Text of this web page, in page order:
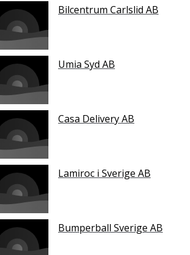
Bilcentrum Carlslid AB
Umia Syd AB
Casa Delivery AB
Lamiroc i Sverige AB
Bumperball Sverige AB